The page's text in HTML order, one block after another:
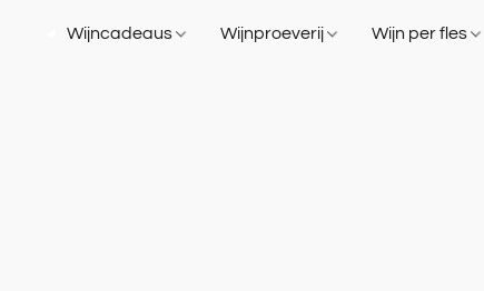
Wijncadeaus Wijnproeverij Wijn per fles